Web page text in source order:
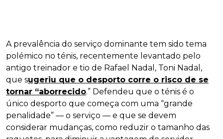
A prevalência do serviço dominante tem sido tema
polémico no ténis, recentemente levantado pelo
antigo treinador e tio de Rafael Nadal, Toni Nadal,
que sugeriu que o desporto corre o risco de se
tornar “aborrecido.” Defendeu que o ténis é o
único desporto que começa com uma “grande
penalidade” — o serviço — e que se devem
considerar mudanças, como reduzir o tamanho das